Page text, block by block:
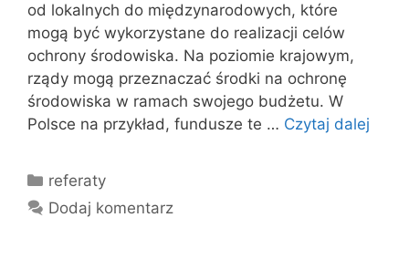
od lokalnych do międzynarodowych, które
mogą być wykorzystane do realizacji celów
ochrony środowiska. Na poziomie krajowym,
rządy mogą przeznaczać środki na ochronę
środowiska w ramach swojego budżetu. W
Polsce na przykład, fundusze te … Czytaj dalej
Kategorie
referaty
Dodaj komentarz